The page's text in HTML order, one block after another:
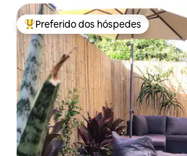
Entre os melhores preferidos dos
Preferido dos hóspedes